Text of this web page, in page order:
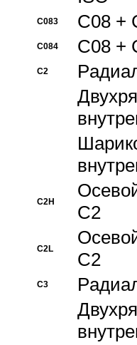
C083 C08 +
C084 C08 +
C2
C2H
C2
C2L
C2
C3